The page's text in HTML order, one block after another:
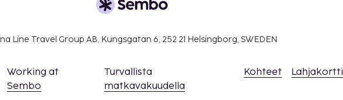
Line Travel Group AB, Kungsgatan 6, 252 21 Helsingborg, SWEDEN
Working at
Sembo
Turvallista
matkavakuudella
Kohteet Lahjakortti